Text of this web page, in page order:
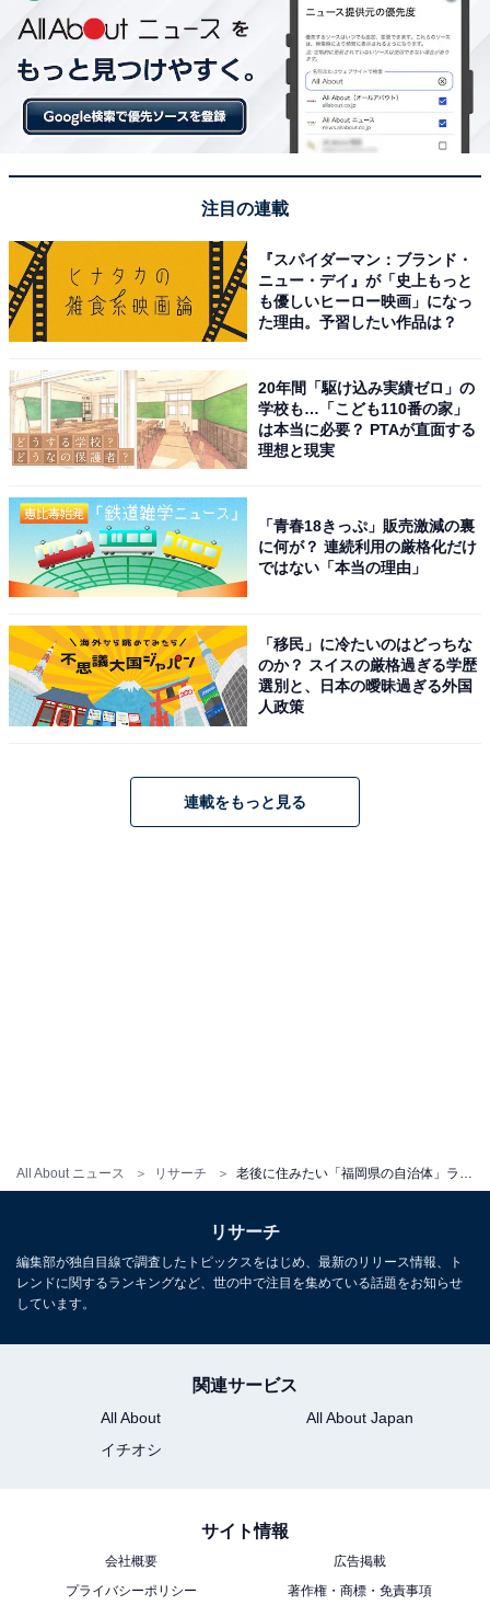
All About ニュース リサーチ
暮らせそう」（30代女性／岡山県）、「医療・交通・生
活施設が充実し、自然や文化も楽しめて老後生活に適し
ているから」（20代女性／東京都）といった声がありま
した。
次ページ
5位までの全ランキング結果を見
こちらもおすすめ
老後に住みたい「愛媛県の自治体」ランキン
注目の連載
『スパイダーマン：ブランド・
ニュー・デイ』が「史上もっと
も優しいヒーロー映画」になっ
た理由。予習したい作品は？
20年間「駆け込み実績ゼロ」の
学校も…「こども110番の家」
は本当に必要？ PTAが直面する
理想と現実
「青春18きっぷ」販売激減の裏
に何が？ 連続利用の厳格化だけ
ではない「本当の理由」
「移民」に冷たいのはどっちな
のか？ スイスの厳格過ぎる学歴
選別と、日本の曖昧過ぎる外国
人政策
連載をもっと見る
リサーチ
編集部が独自目線で調査したトピックスをはじめ、最新のリリース情報、ト
レンドに関するランキングなど、世の中で注目を集めている話題をお知らせ
しています。
関連サービス
All About
All About Japan
イチオシ
サイト情報
会社概要
広告掲載
プライバシーポリシー
著作権・商標・免責事項